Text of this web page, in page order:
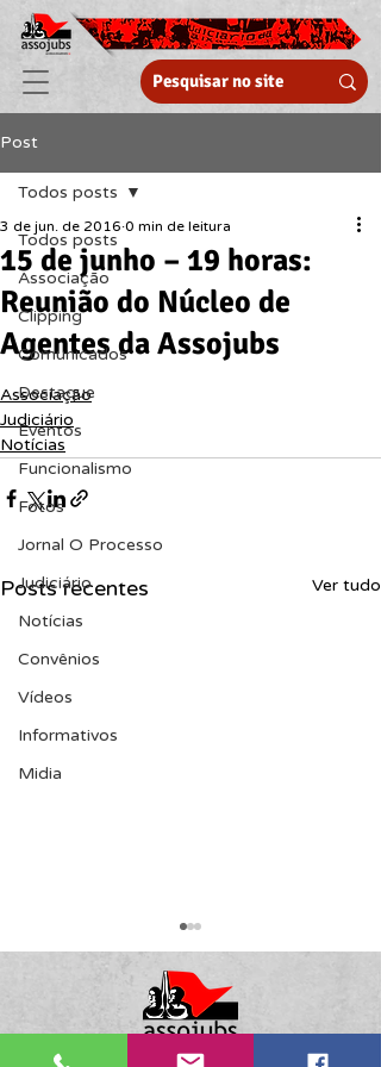
Post
Todos posts
Associação
Clipping
Comunicados
Destaque
Eventos
Funcionalismo
Fotos
Jornal O Processo
Judiciário
Notícias
Convênios
Vídeos
Informativos
Midia
Todos posts
15 de junho – 19 horas:
Reunião do Núcleo de
Agentes da Assojubs
3 de jun. de 2016 0 min de leitura
Associação
Judiciário
Notícias
Posts recentes Ver tudo